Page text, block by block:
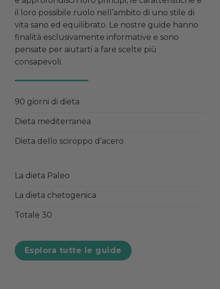
il loro possibile ruolo nell’ambito di uno stile di
vita sano ed equilibrato. Le nostre guide hanno
finalità esclusivamente informative e sono
pensate per aiutarti a fare scelte più
consapevoli.
90 giorni di dieta
Dieta mediterranea
Dieta dello sciroppo d’acero
La dieta Paleo
La dieta chetogenica
Totale 30
Esplora tutte le guide